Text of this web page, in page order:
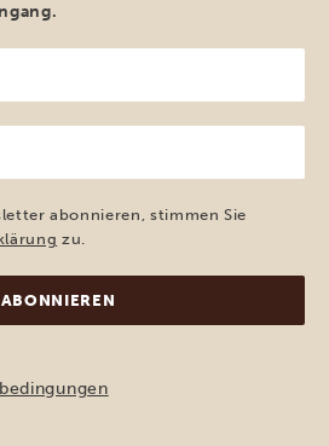
abonnieren, stimmen Sie
zu.